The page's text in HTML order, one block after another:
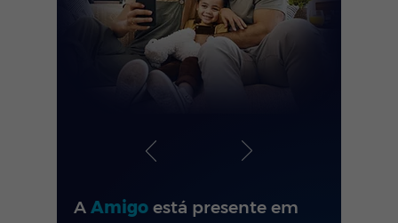
A Amigo está presente em